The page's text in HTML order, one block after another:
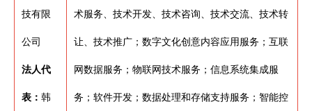
技有限
公司
法人代
表： 韩
术服务、技术开发、技术咨询、技术交流、技术转
让、技术推广；数字文化创意内容应用服务；互联
网数据服务；物联网技术服务；信息系统集成服
务；软件开发；数据处理和存储支持服务；智能控